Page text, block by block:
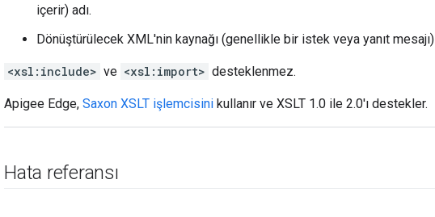
içerir) adı.
Dönüştürülecek XML'nin kaynağı (genellikle bir istek veya yanıt mesajı)
<xsl:include> ve <xsl:import> desteklenmez.
Apigee Edge, Saxon XSLT işlemcisini kullanır ve XSLT 1.0 ile 2.0'ı destekler.
Hata referansı